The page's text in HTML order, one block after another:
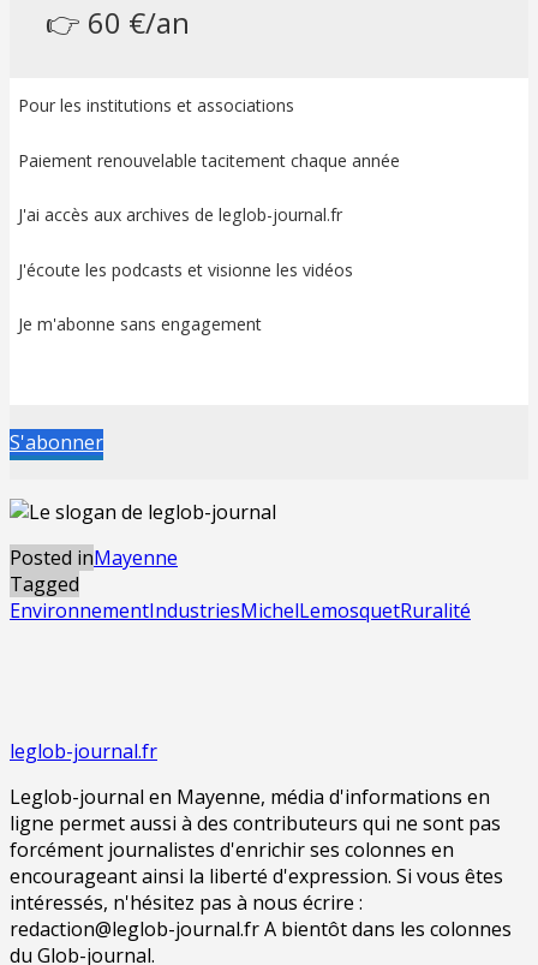
👉 60 €/an
Pour les institutions et associations
Paiement renouvelable tacitement chaque année
J'ai accès aux archives de leglob-journal.fr
J'écoute les podcasts et visionne les vidéos
Je m'abonne sans engagement
S'abonner
Posted inMayenne
Tagged
EnvironnementIndustriesMichelLemosquetRuralité
leglob-journal.fr
Leglob-journal en Mayenne, média d'informations en
ligne permet aussi à des contributeurs qui ne sont pas
forcément journalistes d'enrichir ses colonnes en
encourageant ainsi la liberté d'expression. Si vous êtes
intéressés, n'hésitez pas à nous écrire :
redaction@leglob-journal.fr A bientôt dans les colonnes
du Glob-journal.